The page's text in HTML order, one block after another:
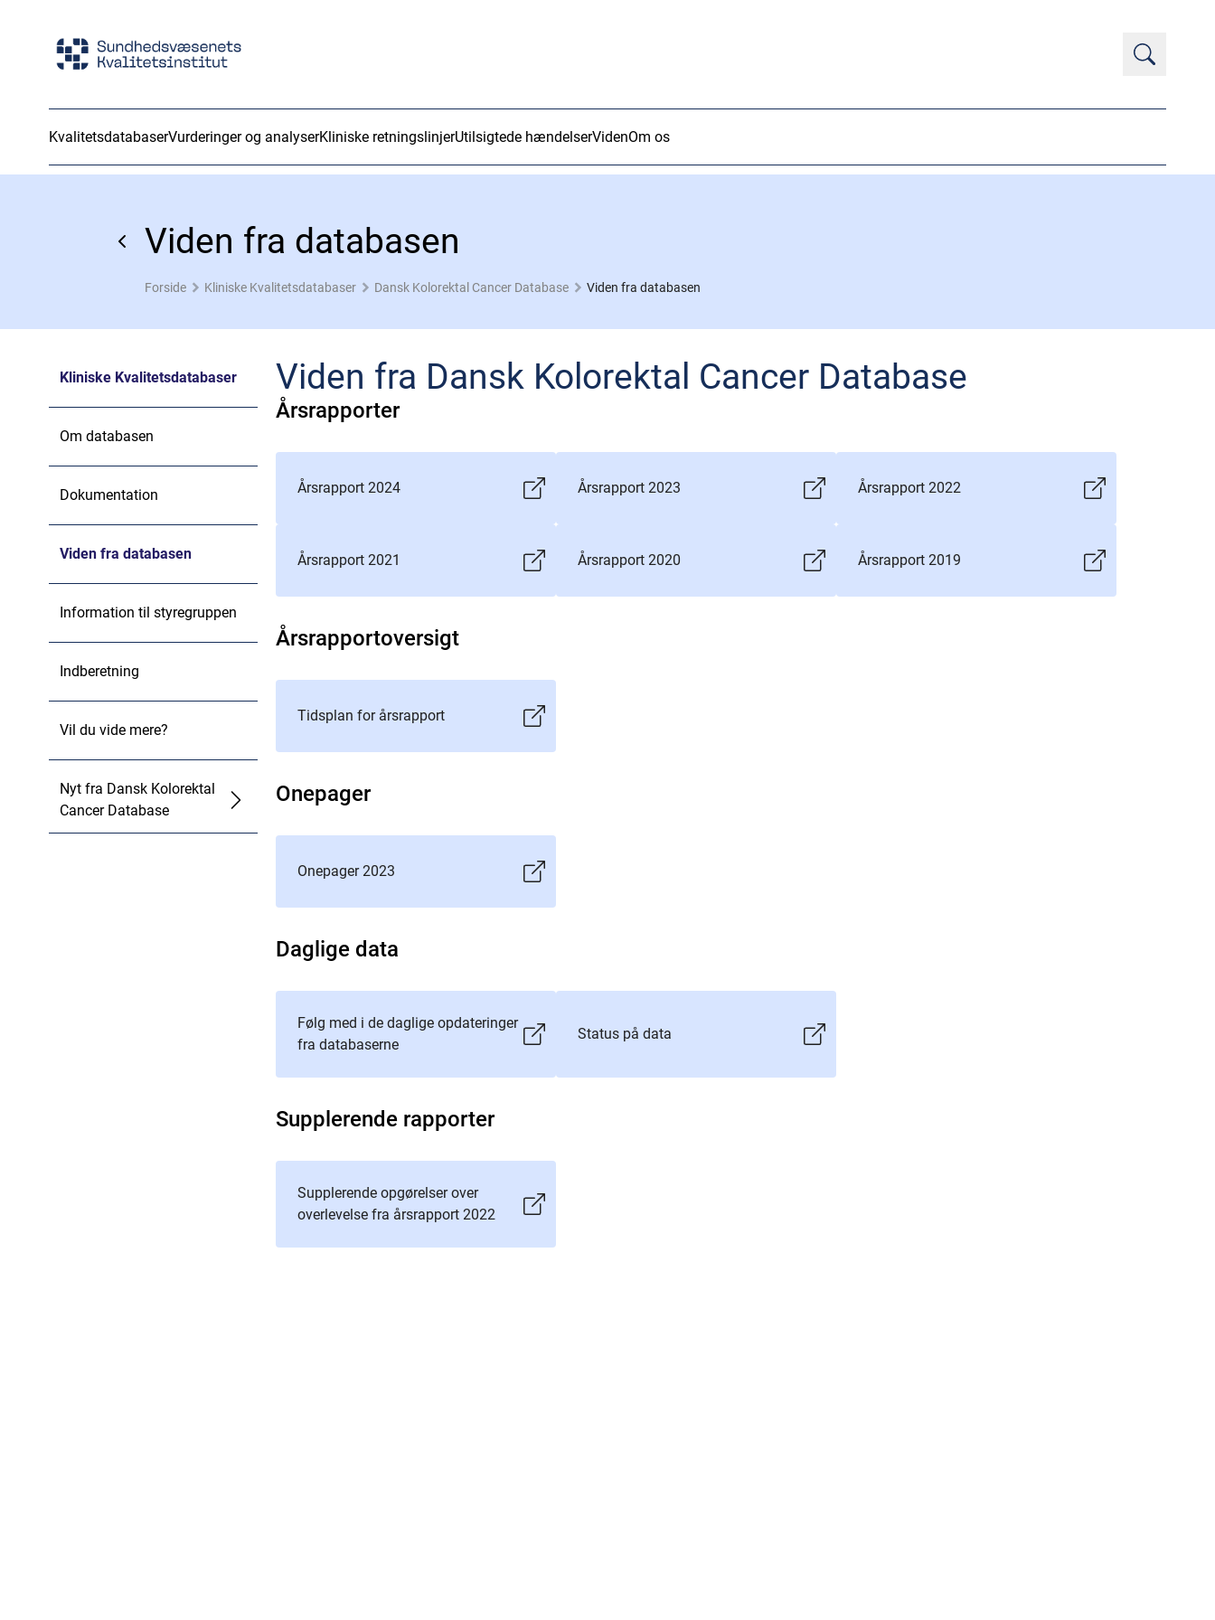
KvalitetsdatabaserVurderinger og analyserKliniske retningslinjerUtilsigtede hændelserVidenOm os
Viden fra databasen
Forside Kliniske Kvalitetsdatabaser Dansk Kolorektal Cancer Database Viden fra databasen
Kliniske Kvalitetsdatabaser
Om databasen
Dokumentation
Viden fra databasen
Information til styregruppen
Indberetning
Vil du vide mere?
Nyt fra Dansk Kolorektal
Cancer Database
Viden fra Dansk Kolorektal Cancer Database
Årsrapporter
Årsrapport 2024 Årsrapport 2023 Årsrapport 2022
Årsrapport 2021 Årsrapport 2020 Årsrapport 2019
Årsrapportoversigt
Tidsplan for årsrapport
Onepager
Onepager 2023
Daglige data
Følg med i de daglige opdateringer
fra databaserne
Status på data
Supplerende rapporter
Supplerende opgørelser over
overlevelse fra årsrapport 2022